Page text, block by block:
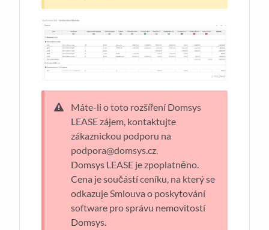
Máte-li o toto rozšíření Domsys
LEASE zájem, kontaktujte
zákaznickou podporu na
podpora@domsys.cz.
Domsys LEASE je zpoplatněno.
Cena je součástí ceníku, na který se
odkazuje Smlouva o poskytování
software pro správu nemovitostí
Domsys.